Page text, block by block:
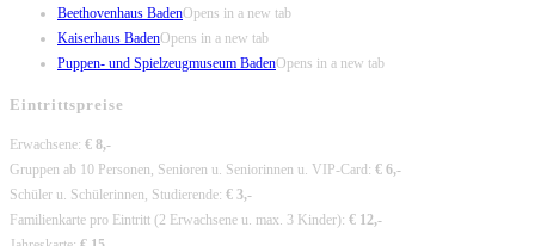
Beethovenhaus BadenOpens in a new tab
Kaiserhaus BadenOpens in a new tab
Puppen- und Spielzeugmuseum BadenOpens in a new tab
Eintrittspreise
Erwachsene: € 8,-
Gruppen ab 10 Personen, Senioren u. Seniorinnen u. VIP-Card: € 6,-
Schüler u. Schülerinnen, Studierende: € 3,-
Familienkarte pro Eintritt (2 Erwachsene u. max. 3 Kinder): € 12,-